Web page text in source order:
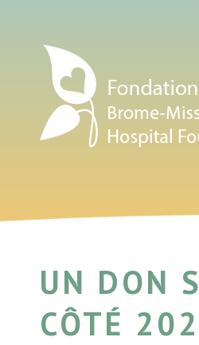
UN DON
CÔTÉ